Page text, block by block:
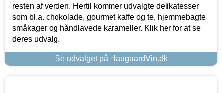
resten af verden. Hertil kommer udvalgte delikatesser
som bl.a. chokolade, gourmet kaffe og te, hjemmebagte
småkager og håndlavede karameller. Klik her for at se
deres udvalg.
Se udvalget på HaugaardVin.dk